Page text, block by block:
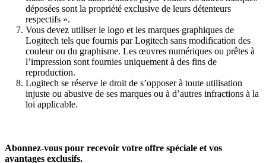
déposées sont la propriété exclusive de leurs détenteurs
respectifs ».
Vous devez utiliser le logo et les marques graphiques de
Logitech tels que fournis par Logitech sans modification des
couleur ou du graphisme. Les œuvres numériques ou prêtes à
l’impression sont fournies uniquement à des fins de
reproduction.
Logitech se réserve le droit de s’opposer à toute utilisation
injuste ou abusive de ses marques ou à d’autres infractions à la
loi applicable.
Abonnez-vous pour recevoir votre offre spéciale et vos
avantages exclusifs.